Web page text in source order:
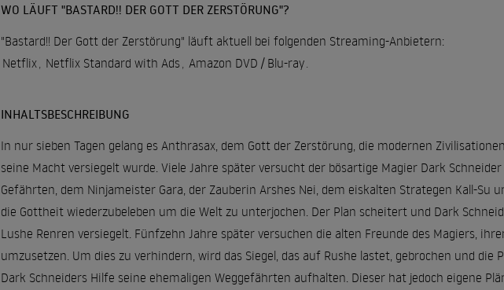
WO LÄUFT "BASTARD!! DER GOTT DER ZERSTÖRUNG"?
"Bastard!! Der Gott der Zerstörung" läuft aktuell bei folgenden Streaming-Anbietern:
Netflix
Netflix Standard with Ads Amazon DVD / Blu-ray
INHALTSBESCHREIBUNG
In nur sieben Tagen gelang es Anthrasax, dem Gott der Zerstörung, die modernen
seine Macht versiegelt wurde. Viele Jahre später versucht der bösartige Magier Dark
Gefährten, dem Ninjameister Gara, der Zauberin Arshes Nei, dem eiskalten Strategen Kall-Su
die Gottheit wiederzubeleben um die Welt zu unterjochen. Der Plan scheitert und Dark
Lushe Renren versiegelt. Fünfzehn Jahre später versuchen die alten Freunde des Magiers,
umzusetzen. Um dies zu verhindern, wird das Siegel, das auf Rushe lastet, gebrochen und die
Dark Schneiders Hilfe seine ehemaligen Weggefährten aufhalten. Dieser hat jedoch eigene